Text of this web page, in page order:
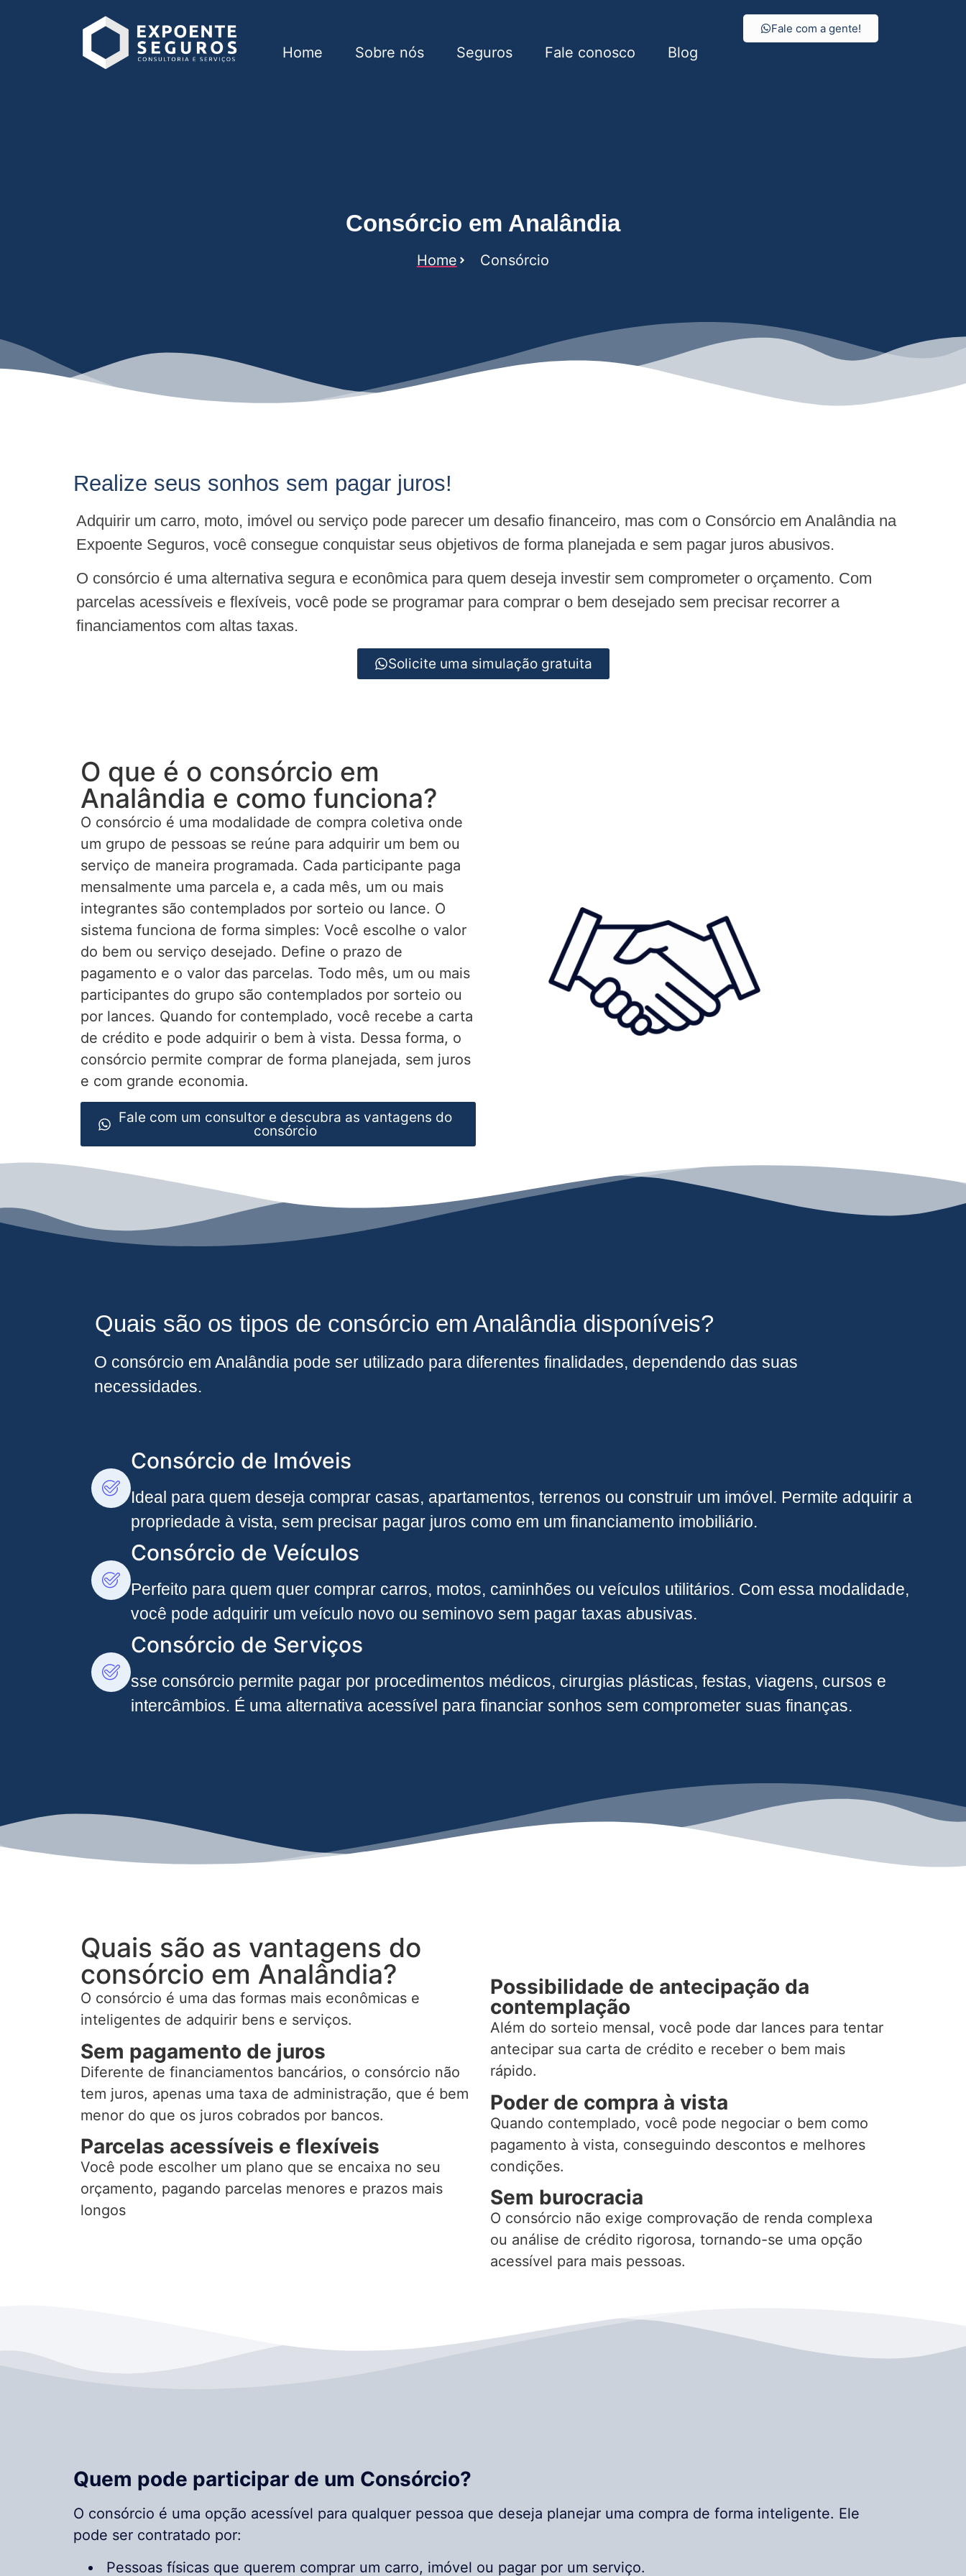
Home Sobre nós Seguros Fale conosco Blog
Fale com a gente!
Consórcio em Analândia
Home Consórcio
Realize seus sonhos sem pagar juros!
Adquirir um carro, moto, imóvel ou serviço pode parecer um desafio financeiro, mas com o Consórcio em Analândia na
Expoente Seguros, você consegue conquistar seus objetivos de forma planejada e sem pagar juros abusivos.
O consórcio é uma alternativa segura e econômica para quem deseja investir sem comprometer o orçamento. Com
parcelas acessíveis e flexíveis, você pode se programar para comprar o bem desejado sem precisar recorrer a
financiamentos com altas taxas.
Solicite uma simulação gratuita
O que é o consórcio em
Analândia e como funciona?
O consórcio é uma modalidade de compra coletiva onde
um grupo de pessoas se reúne para adquirir um bem ou
serviço de maneira programada. Cada participante paga
mensalmente uma parcela e, a cada mês, um ou mais
integrantes são contemplados por sorteio ou lance. O
sistema funciona de forma simples: Você escolhe o valor
do bem ou serviço desejado. Define o prazo de
pagamento e o valor das parcelas. Todo mês, um ou mais
participantes do grupo são contemplados por sorteio ou
por lances. Quando for contemplado, você recebe a carta
de crédito e pode adquirir o bem à vista. Dessa forma, o
consórcio permite comprar de forma planejada, sem juros
e com grande economia.
Fale com um consultor e descubra as vantagens do
consórcio
Quais são os tipos de consórcio em Analândia disponíveis?
O consórcio em Analândia pode ser utilizado para diferentes finalidades, dependendo das suas
necessidades.
Consórcio de Imóveis
Ideal para quem deseja comprar casas, apartamentos, terrenos ou construir um imóvel. Permite adquirir a
propriedade à vista, sem precisar pagar juros como em um financiamento imobiliário.
Consórcio de Veículos
Perfeito para quem quer comprar carros, motos, caminhões ou veículos utilitários. Com essa modalidade,
você pode adquirir um veículo novo ou seminovo sem pagar taxas abusivas.
Consórcio de Serviços
sse consórcio permite pagar por procedimentos médicos, cirurgias plásticas, festas, viagens, cursos e
intercâmbios. É uma alternativa acessível para financiar sonhos sem comprometer suas finanças.
Quais são as vantagens do
consórcio em Analândia?
O consórcio é uma das formas mais econômicas e
inteligentes de adquirir bens e serviços.
Sem pagamento de juros
Diferente de financiamentos bancários, o consórcio não
tem juros, apenas uma taxa de administração, que é bem
menor do que os juros cobrados por bancos.
Parcelas acessíveis e flexíveis
Você pode escolher um plano que se encaixa no seu
orçamento, pagando parcelas menores e prazos mais
longos
Possibilidade de antecipação da
contemplação
Além do sorteio mensal, você pode dar lances para tentar
antecipar sua carta de crédito e receber o bem mais
rápido.
Poder de compra à vista
Quando contemplado, você pode negociar o bem como
pagamento à vista, conseguindo descontos e melhores
condições.
Sem burocracia
O consórcio não exige comprovação de renda complexa
ou análise de crédito rigorosa, tornando-se uma opção
acessível para mais pessoas.
Quem pode participar de um Consórcio?
O consórcio é uma opção acessível para qualquer pessoa que deseja planejar uma compra de forma inteligente. Ele
pode ser contratado por:
Pessoas físicas que querem comprar um carro, imóvel ou pagar por um serviço.